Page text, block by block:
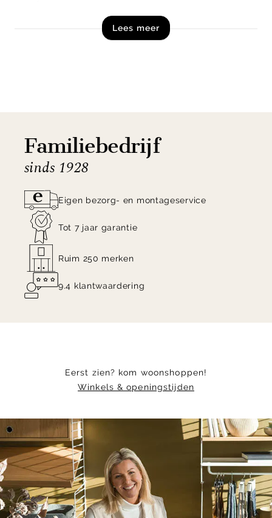
Lees meer
Familiebedrijf
sinds 1928
Eigen bezorg- en montageservice
Tot 7 jaar garantie
Ruim 250 merken
9.4 klantwaardering
Eerst zien? kom woonshoppen!
Winkels & openingstijden